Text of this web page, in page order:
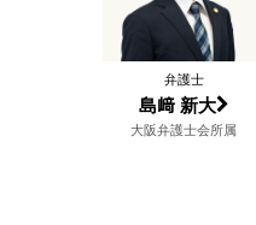
弁護士
島﨑 新大
大阪弁護士会所属